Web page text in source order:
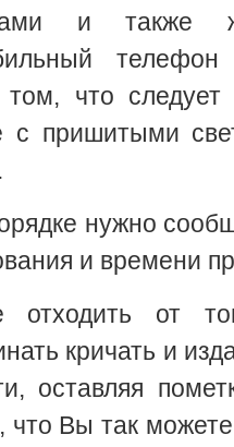
и также
телефон
что следует
с пришитыми
нужно
и времени
отходить от
кричать и
оставляя
что Вы так